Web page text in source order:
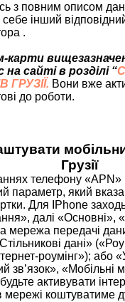
з повним описом
інший
.
карти
сайті в розділі “
ГРУЗІЇ. Вони вже
до роботи.
Грузії
телефону «APN»
параметр, який
Для IPhone
далі «Основні»,
мережа передачі
дані»
роумінг»); або
зв’язок», «Мобільні
активувати
мережі коштуватиме